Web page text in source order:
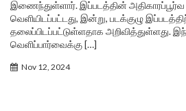
இணைந்துள்ளார். இப்படத்தின் அதிகாரப்பூர்வ
வெளியிடப்பட்டது, இன்று, படக்குழு
தலைப்பிடப்பட்டுள்ளதாக அறிவித்துள்ளது.
வெளிப்பார்வைக்கு […]
Nov 12, 2024